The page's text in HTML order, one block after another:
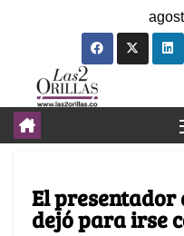
El presentador
dejó para irse